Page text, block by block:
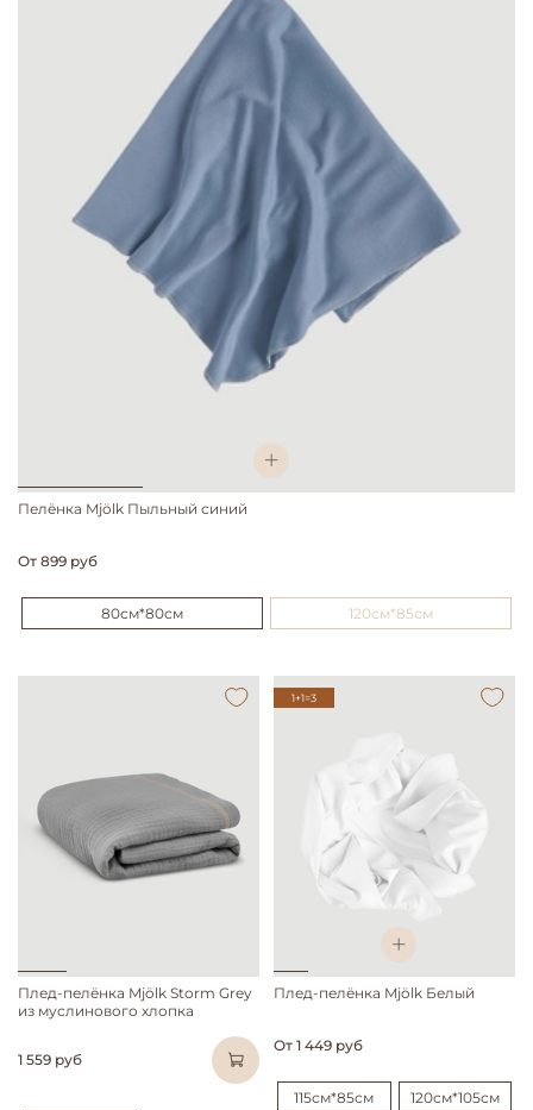
Пелёнка Mjölk Пыльный синий
От 899 руб
80см*80см 120см*85см
Плед-пелёнка Mjölk Storm Grey
из муслинового хлопка
1 559 руб
1+1=3
Плед-пелёнка Mjölk Белый
От 1 449 руб
115см*85см 120см*105см